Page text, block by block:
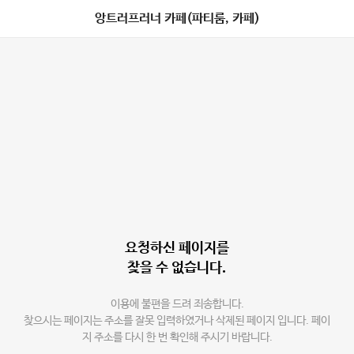
앙트러프러너 카페(파티룸, 카페)
요청하신 페이지를
찾을 수 없습니다.
이용에 불편을 드려 죄송합니다.
찾으시는 페이지는 주소를 잘못 입력하였거나 삭제된 페이지 입니다. 페이
지 주소를 다시 한 번 확인해 주시기 바랍니다.